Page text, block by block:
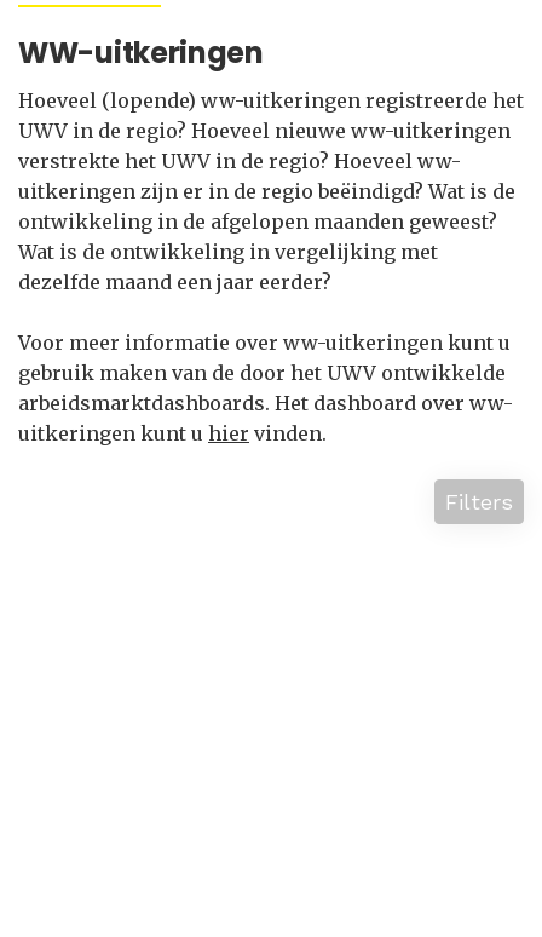
WW-uitkeringen
Hoeveel (lopende) ww-uitkeringen registreerde het
UWV in de regio? Hoeveel nieuwe ww-uitkeringen
verstrekte het UWV in de regio? Hoeveel ww-
uitkeringen zijn er in de regio beëindigd? Wat is de
ontwikkeling in de afgelopen maanden geweest?
Wat is de ontwikkeling in vergelijking met
dezelfde maand een jaar eerder?
Voor meer informatie over ww-uitkeringen kunt u
gebruik maken van de door het UWV ontwikkelde
arbeidsmarktdashboards. Het dashboard over ww-
uitkeringen kunt u hier vinden.
Filters